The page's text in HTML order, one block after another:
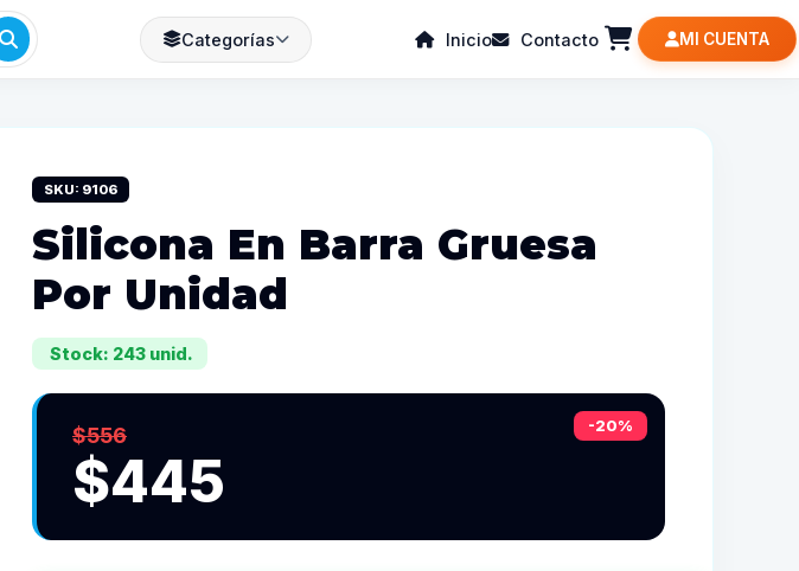
Categorías Inicio Contacto MI CUENTA
SKU: 9106
Silicona En Barra Gruesa
Por Unidad
Stock: 243 unid.
-20%
$556
$445